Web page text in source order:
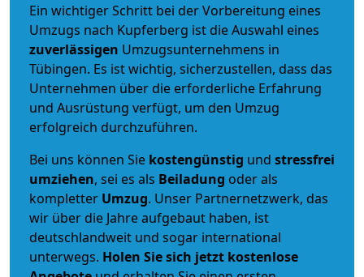
Ein wichtiger Schritt bei der Vorbereitung eines
Umzugs nach Kupferberg ist die Auswahl eines
zuverlässigen Umzugsunternehmens in
Tübingen. Es ist wichtig, sicherzustellen, dass das
Unternehmen über die erforderliche Erfahrung
und Ausrüstung verfügt, um den Umzug
erfolgreich durchzuführen.
Bei uns können Sie kostengünstig und stressfrei
umziehen, sei es als Beiladung oder als
kompletter Umzug. Unser Partnernetzwerk, das
wir über die Jahre aufgebaut haben, ist
deutschlandweit und sogar international
unterwegs. Holen Sie sich jetzt kostenlose